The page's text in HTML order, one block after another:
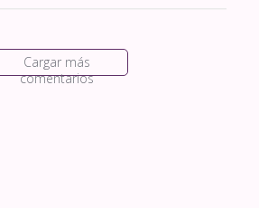
Cargar más
comentarios